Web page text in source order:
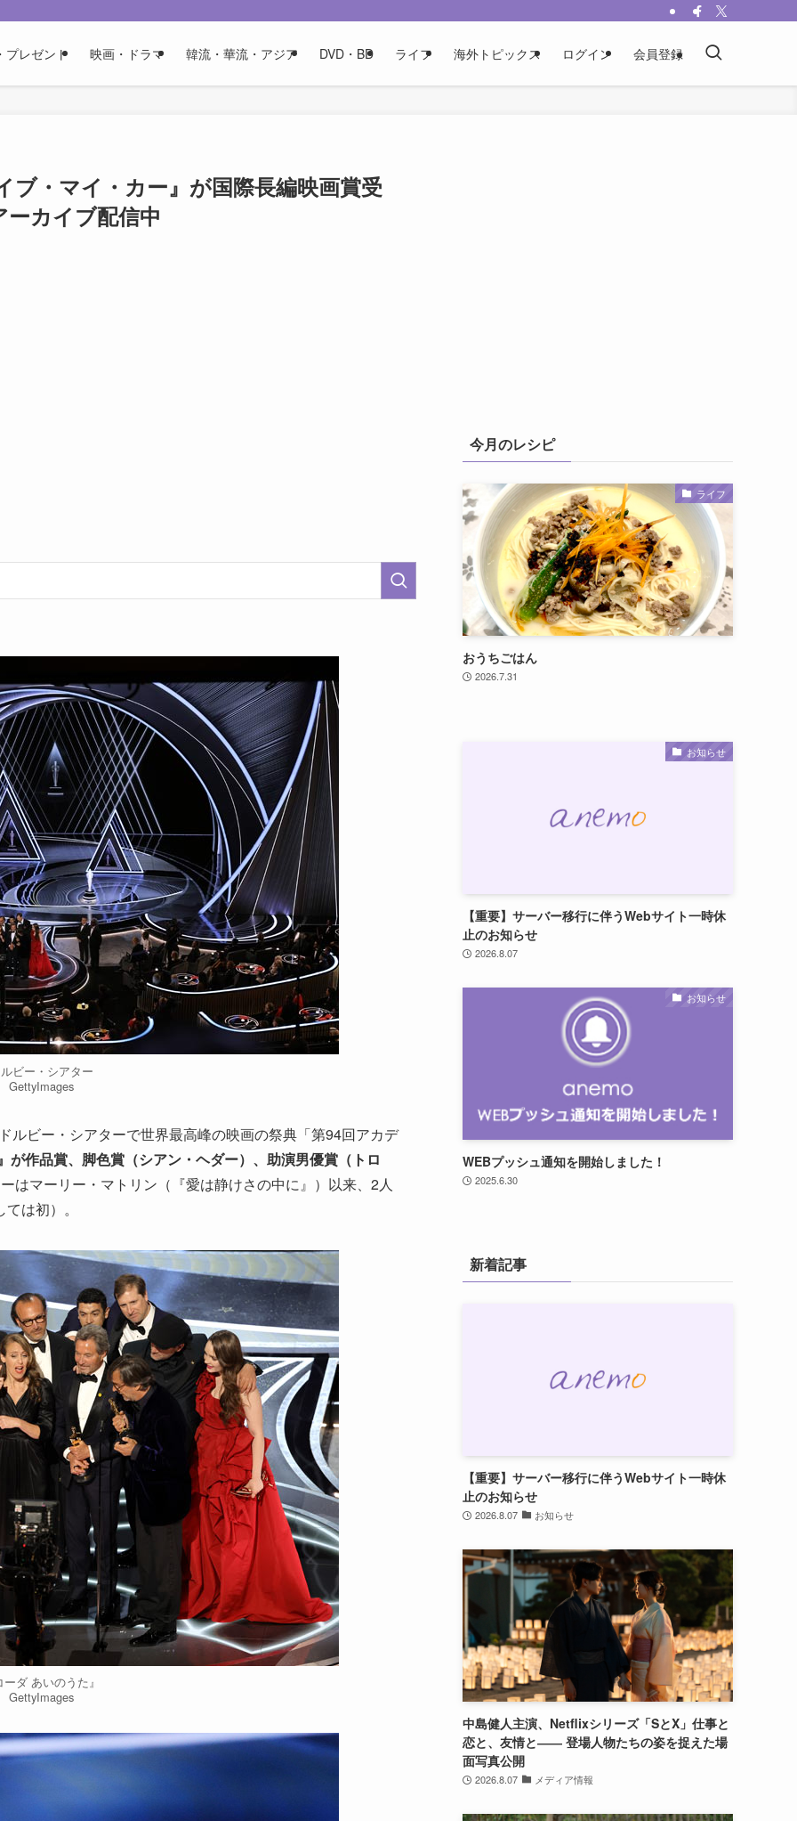
プレゼント 映画・ドラマ 韓流・華流・アジア DVD・BD ライフ 海外トピックス ログイン 会員登録
ブ・マイ・カー』が国際長編映画賞受
カイブ配信中
ビー・シアター
GettyImages
ルビー・シアターで世界最高峰の映画の祭典「第94回アカデ
が作品賞、脚色賞（シアン・ヘダー）、助演男優賞（トロ
はマーリー・マトリン（『愛は静けさの中に』）以来、2人
は初）。
ーダ あいのうた』
GettyImages
今月のレシピ
ライフ
おうちごはん
2026.7.31
お知らせ
【重要】サーバー移行に伴うWebサイト一時休
止のお知らせ
2026.8.07
お知らせ
WEBプッシュ通知を開始しました！
2025.6.30
新着記事
【重要】サーバー移行に伴うWebサイト一時休
止のお知らせ
2026.8.07 お知らせ
中島健人主演、Netflixシリーズ「SとX」仕事と
恋と、友情と―― 登場人物たちの姿を捉えた場
面写真公開
2026.8.07 メディア情報